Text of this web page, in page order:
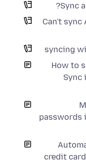
Sync
Can't sync
syncing
How to
Sync
passwords
credit